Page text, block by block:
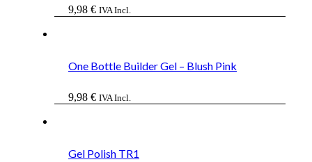
9,98 € IVA Incl.
One Bottle Builder Gel – Blush Pink
9,98 € IVA Incl.
Gel Polish TR1